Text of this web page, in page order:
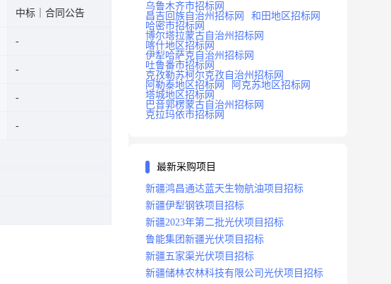
中标｜合同公告
乌鲁木齐市招标网
昌吉回族自治州招标网
和田地区招标网
哈密市招标网
博尔塔拉蒙古自治州招标网
喀什地区招标网
伊犁哈萨克自治州招标网
吐鲁番市招标网
克孜勒苏柯尔克孜自治州招标网
阿勒泰地区招标网
阿克苏地区招标网
塔城地区招标网
巴音郭楞蒙古自治州招标网
克拉玛依市招标网
最新采购项目
新疆鸿昌通达蓝天生物航油项目招标
新疆伊犁钢铁项目招标
新疆2023年第二批光伏项目招标
鲁能集团新疆光伏项目招标
新疆五家渠光伏项目招标
新疆储林农林科技有限公司光伏项目招标